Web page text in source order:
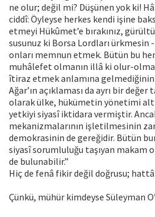
ne olur; değil mi? Düşünen yok ki!
ciddî: Öyleyse herkes kendi işine
etmeyi Hükûmet’e bırakınız,
susunuz ki Borsa Lordları ürkmesin
onları memnun etmek. Bütün bu
muhâlefet olmanın illâ ki olur-
îtiraz etmek anlamına
Ağar’ın açıklaması da ayrı bir
olarak ülke, hükümetin yönetimi
yetkiyi siyasî iktidara vermiştir.
mekanizmalarının işletilmesinin
demokrasinin de gereğidir. Bütün
siyasî sorumluluğu taşıyan makam
de bulunabilir.”
Hiç de fenâ fikir değil doğrusu; hattâ
Çünkü, mühür kimdeyse Süleyman